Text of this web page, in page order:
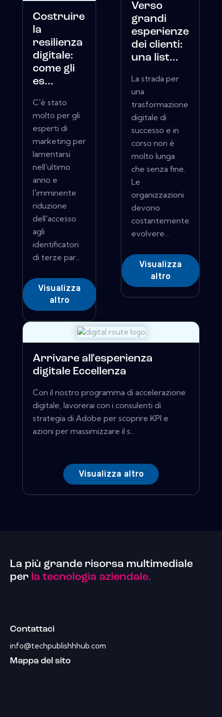
Costruire
la
resilienza
digitale:
come gli
es...
C'è stato
molto per gli
esperti di
marketing per
lamentarsi
nell'ultimo
anno e
l'imminente
riduzione
dell'accesso
agli
identificatori
di terze par...
Visualizza
altro
Verso
grandi
esperienze
dei clienti:
una list...
La strada per
una
trasformazione
digitale di
successo e in
corso non è
molto lunga
che senza fine.
Le
organizzazioni
devono
costantemente
evolvere...
Visualizza
altro
Arrivare all'esperienza
digitale Eccellenza
Con il nostro programma di accelerazione
digitale, lavorerai con i consulenti di
strategia di Adobe per scoprire KPI e
azioni per massimizzare il s...
Visualizza altro
La più grande risorsa multimediale
per la tecnologia aziendale.
Contattaci
info@techpublishhhub.com
Mappa del sito